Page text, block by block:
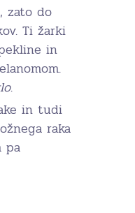
, zato do
Ti žarki
in
.
in tudi
raka
pa